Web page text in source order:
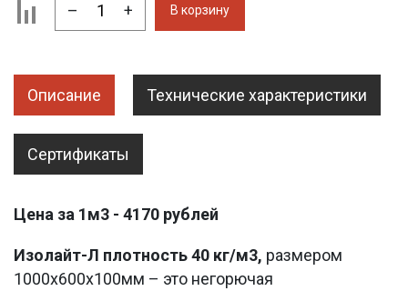
– + В корзину
Описание Технические характеристики
Сертификаты
Цена за 1м3 - 4170 рублей
Изолайт-Л плотность 40 кг/м3, размером
1000х600х100мм – это негорючая